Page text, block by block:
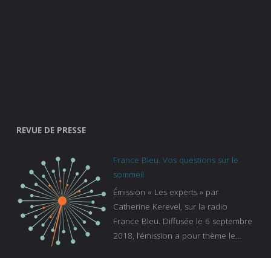
REVUE DE PRESSE
France Bleu. Vos questions sur le
sommeil
Émission « Les experts » par
Catherine Kerevel, sur la radio
France Bleu. Diffusée le 6 septembre
2018, l’émission a pour thème le